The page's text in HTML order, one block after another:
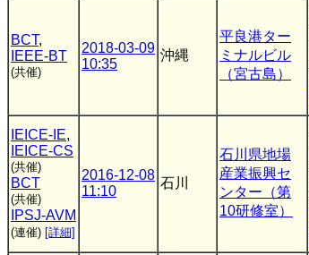
BCT,
IEEE-BT
(共催)
2018-03-09
10:35
沖縄
平良港ター
ミナルビル
（宮古島）
IEICE-IE,
IEICE-CS
(共催)
BCT
(共催)
IPSJ-AVM
(連催) [詳細]
2016-12-08
11:10
石川
石川県地場
産業振興セ
ンター（第
10研修室）